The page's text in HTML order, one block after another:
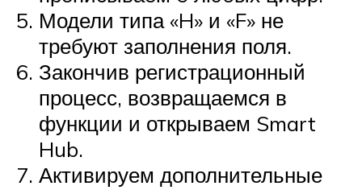
Модели типа «H» и «F» не
требуют заполнения поля.
Закончив регистрационный
процесс, возвращаемся в
функции и открываем Smart
Hub.
Активируем дополнительные